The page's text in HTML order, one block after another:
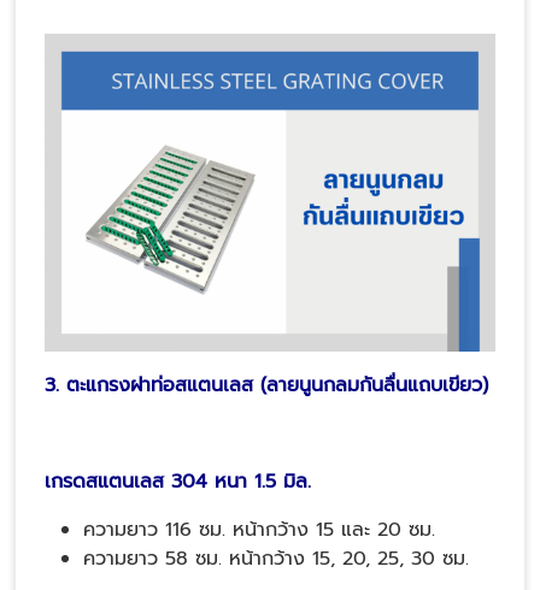
3. ตะแกรงฝาท่อสแตนเลส (ลายนูนกลมกันลื่นแถบเขียว)
เกรดสแตนเลส 304 หนา 1.5 มิล.
ความยาว 116 ซม. หน้ากว้าง 15 และ 20 ซม.
ความยาว 58 ซม. หน้ากว้าง 15, 20, 25, 30 ซม.